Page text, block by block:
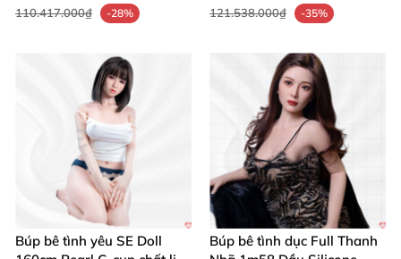
110.417.000₫ -28% 121.538.000₫ -35%
Búp bê tình yêu SE Doll
Búp bê tình dục Full Thanh